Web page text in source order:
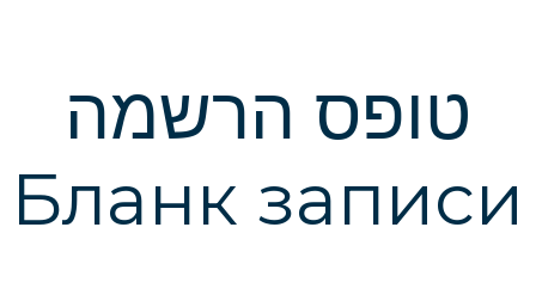
טופס הרשמה
Бланк записи